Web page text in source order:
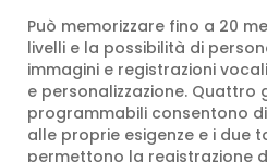
Può memorizzare fino a 20
livelli e la possibilità di
immagini e registrazioni
e personalizzazione. Quattro
programmabili consentono
alle proprie esigenze e i due
permettono la registrazione